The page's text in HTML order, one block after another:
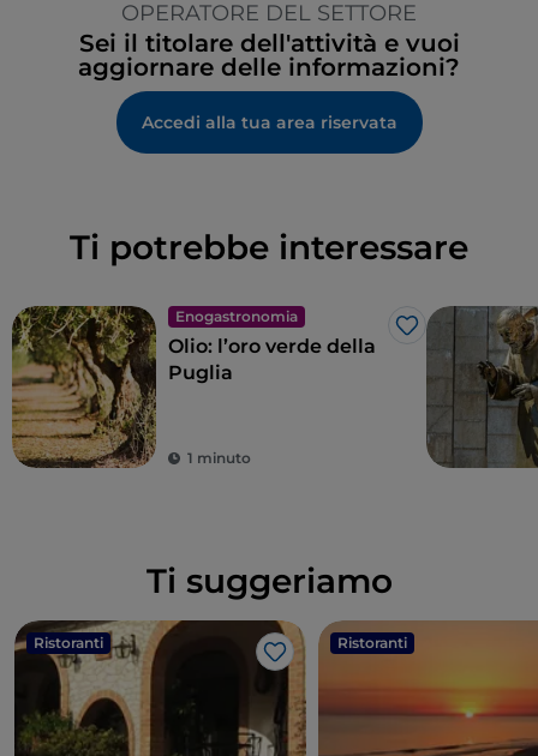
OPERATORE DEL SETTORE
Sei il titolare dell'attività e vuoi
aggiornare delle informazioni?
Accedi alla tua area riservata
Ti potrebbe interessare
Enogastronomia
Like
Olio: l’oro verde della
Puglia
1 minuto
Ti suggeriamo
Ristoranti
Like
Ristoranti